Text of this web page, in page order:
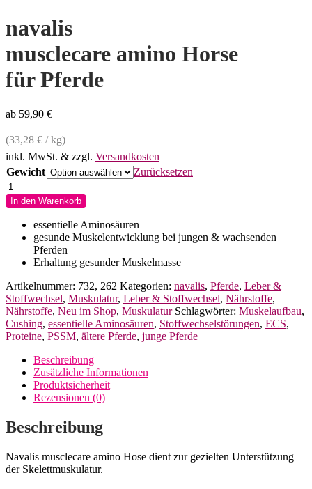
navalis
musclecare amino Horse
für Pferde
ab 59,90 €
(33,28 € /kg)
inkl. MwSt. & zzgl. Versandkosten
Gewicht
Zurücksetzen
navalis
musclecare
amino
Horse
Menge
In den Warenkorb
essentielle Aminosäuren
gesunde Muskelentwicklung bei jungen & wachsenden
Pferden
Erhaltung gesunder Muskelmasse
Artikelnummer: 732, 262 Kategorien: navalis, Pferde, Leber &
Stoffwechsel, Muskulatur, Leber & Stoffwechsel, Nährstoffe,
Nährstoffe, Neu im Shop, Muskulatur Schlagwörter: Muskelaufbau,
Cushing, essentielle Aminosäuren, Stoffwechselstörungen, ECS,
Proteine, PSSM, ältere Pferde, junge Pferde
Beschreibung
Zusätzliche Informationen
Produktsicherheit
Rezensionen (0)
Beschreibung
Navalis musclecare amino Hose dient zur gezielten Unterstützung
der Skelettmuskulatur.